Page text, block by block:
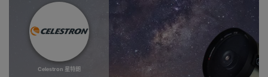
Celestron 星特朗